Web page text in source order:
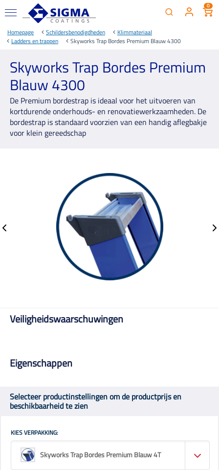
0
Homepage Schildersbenodigdheden
Klimmateriaal
Ladders en trappen
Skyworks Trap Bordes Premium Blauw 4300
Skyworks Trap Bordes Premium
Blauw 4300
De Premium bordestrap is ideaal voor het uitvoeren van
kortdurende onderhouds- en renovatiewerkzaamheden. De
bordestrap is standaard voorzien van een handig aflegbakje
voor klein gereedschap
Veiligheidswaarschuwingen
Eigenschappen
Selecteer productinstellingen om de productprijs en
beschikbaarheid te zien
KIES VERPAKKING:
Skyworks Trap Bordes Premium Blauw 4T